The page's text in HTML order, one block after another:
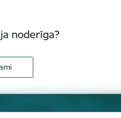
noderīga?